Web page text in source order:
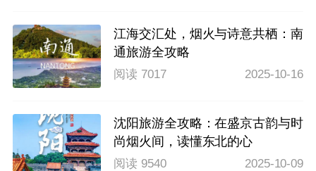
江海交汇处，烟火与诗意共栖：南
通旅游全攻略
阅读 7017 2025-10-16
沈阳旅游全攻略：在盛京古韵与时
尚烟火间，读懂东北的心
阅读 9540 2025-10-09